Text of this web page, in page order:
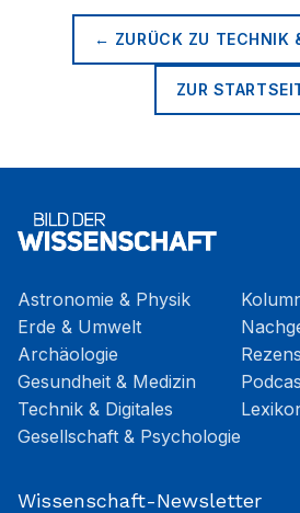
← ZURÜCK ZU TECHNIK
ZUR
Astronomie & Physik
Erde & Umwelt
Archäologie
Gesundheit & Medizin
Technik & Digitales
Gesellschaft & Psychologie
Wissenschaft-Newsletter